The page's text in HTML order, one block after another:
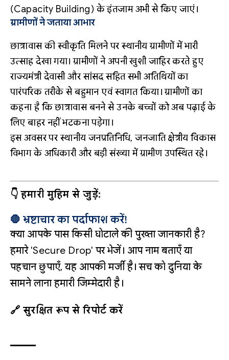
(Capacity Building) के इंतजाम अभी से किए जाएं।
ग्रामीणों ने जताया आभार
छात्रावास की स्वीकृति मिलने पर स्थानीय ग्रामीणों में भारी
उत्साह देखा गया। ग्रामीणों ने अपनी खुशी जाहिर करते हुए
राज्यमंत्री देवासी और सांसद सहित सभी अतिथियों का
पारंपरिक तरीके से बहुमान एवं स्वागत किया। ग्रामीणों का
कहना है कि छात्रावास बनने से उनके बच्चों को अब पढ़ाई के
लिए बाहर नहीं भटकना पड़ेगा।
इस अवसर पर स्थानीय जनप्रतिनिधि, जनजाति क्षेत्रीय विकास
विभाग के अधिकारी और बड़ी संख्या में ग्रामीण उपस्थित रहे।
👇 हमारी मुहिम से जुड़ें:
🛑 भ्रष्टाचार का पर्दाफाश करें!
क्या आपके पास किसी घोटाले की पुख्ता जानकारी है?
हमारे 'Secure Drop' पर भेजें। आप नाम बताएँ या
पहचान छुपाएँ, यह आपकी मर्जी है। सच को दुनिया के
सामने लाना हमारी जिम्मेदारी है।
🔗 सुरक्षित रूप से रिपोर्ट करें